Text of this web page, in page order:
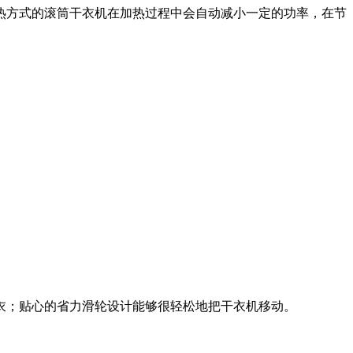
式的滚筒干衣机在加热过程中会自动减小一定的功率，在节
贴心的省力滑轮设计能够很轻松地把干衣机移动。